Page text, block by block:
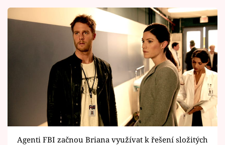
Agenti FBI začnou Briana využívat k řešení složitých